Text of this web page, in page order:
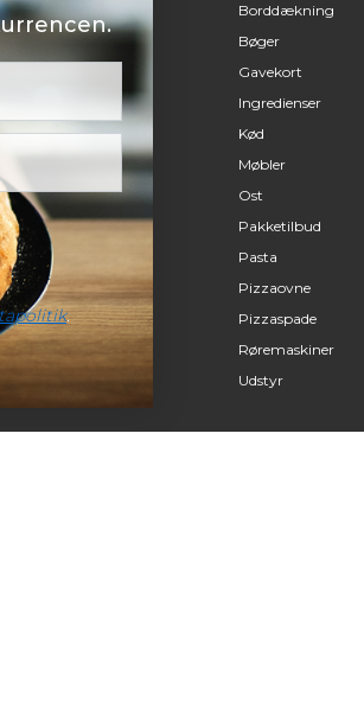
Borddækning
Bøger
Gavekort
Ingredienser
Kød
Møbler
Ost
Pakketilbud
Pasta
Pizzaovne
Pizzaspade
Røremaskiner
Udstyr
.